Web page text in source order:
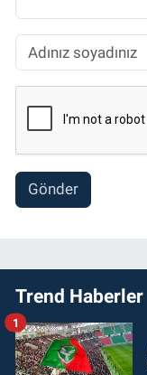
Gönder
Trend Haberler
1